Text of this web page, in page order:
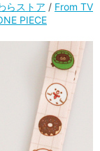
らストア / From TV
PIECE